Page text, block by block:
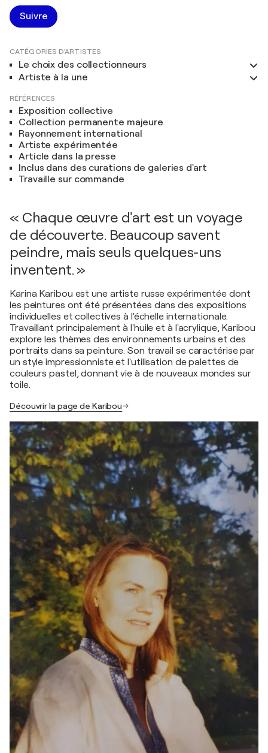
Suivre
CATÉGORIES D'ARTISTES
Le choix des collectionneurs
Artiste à la une
RÉFÉRENCES
Exposition collective
Collection permanente majeure
Rayonnement international
Artiste expérimentée
Article dans la presse
Inclus dans des curations de galeries d'art
Travaille sur commande
« Chaque œuvre d'art est un voyage
de découverte. Beaucoup savent
peindre, mais seuls quelques-uns
inventent. »
Karina Karibou est une artiste russe expérimentée dont
les peintures ont été présentées dans des expositions
individuelles et collectives à l'échelle internationale.
Travaillant principalement à l'huile et à l'acrylique, Karibou
explore les thèmes des environnements urbains et des
portraits dans sa peinture. Son travail se caractérise par
un style impressionniste et l'utilisation de palettes de
couleurs pastel, donnant vie à de nouveaux mondes sur
toile.
Découvrir la page de Karibou